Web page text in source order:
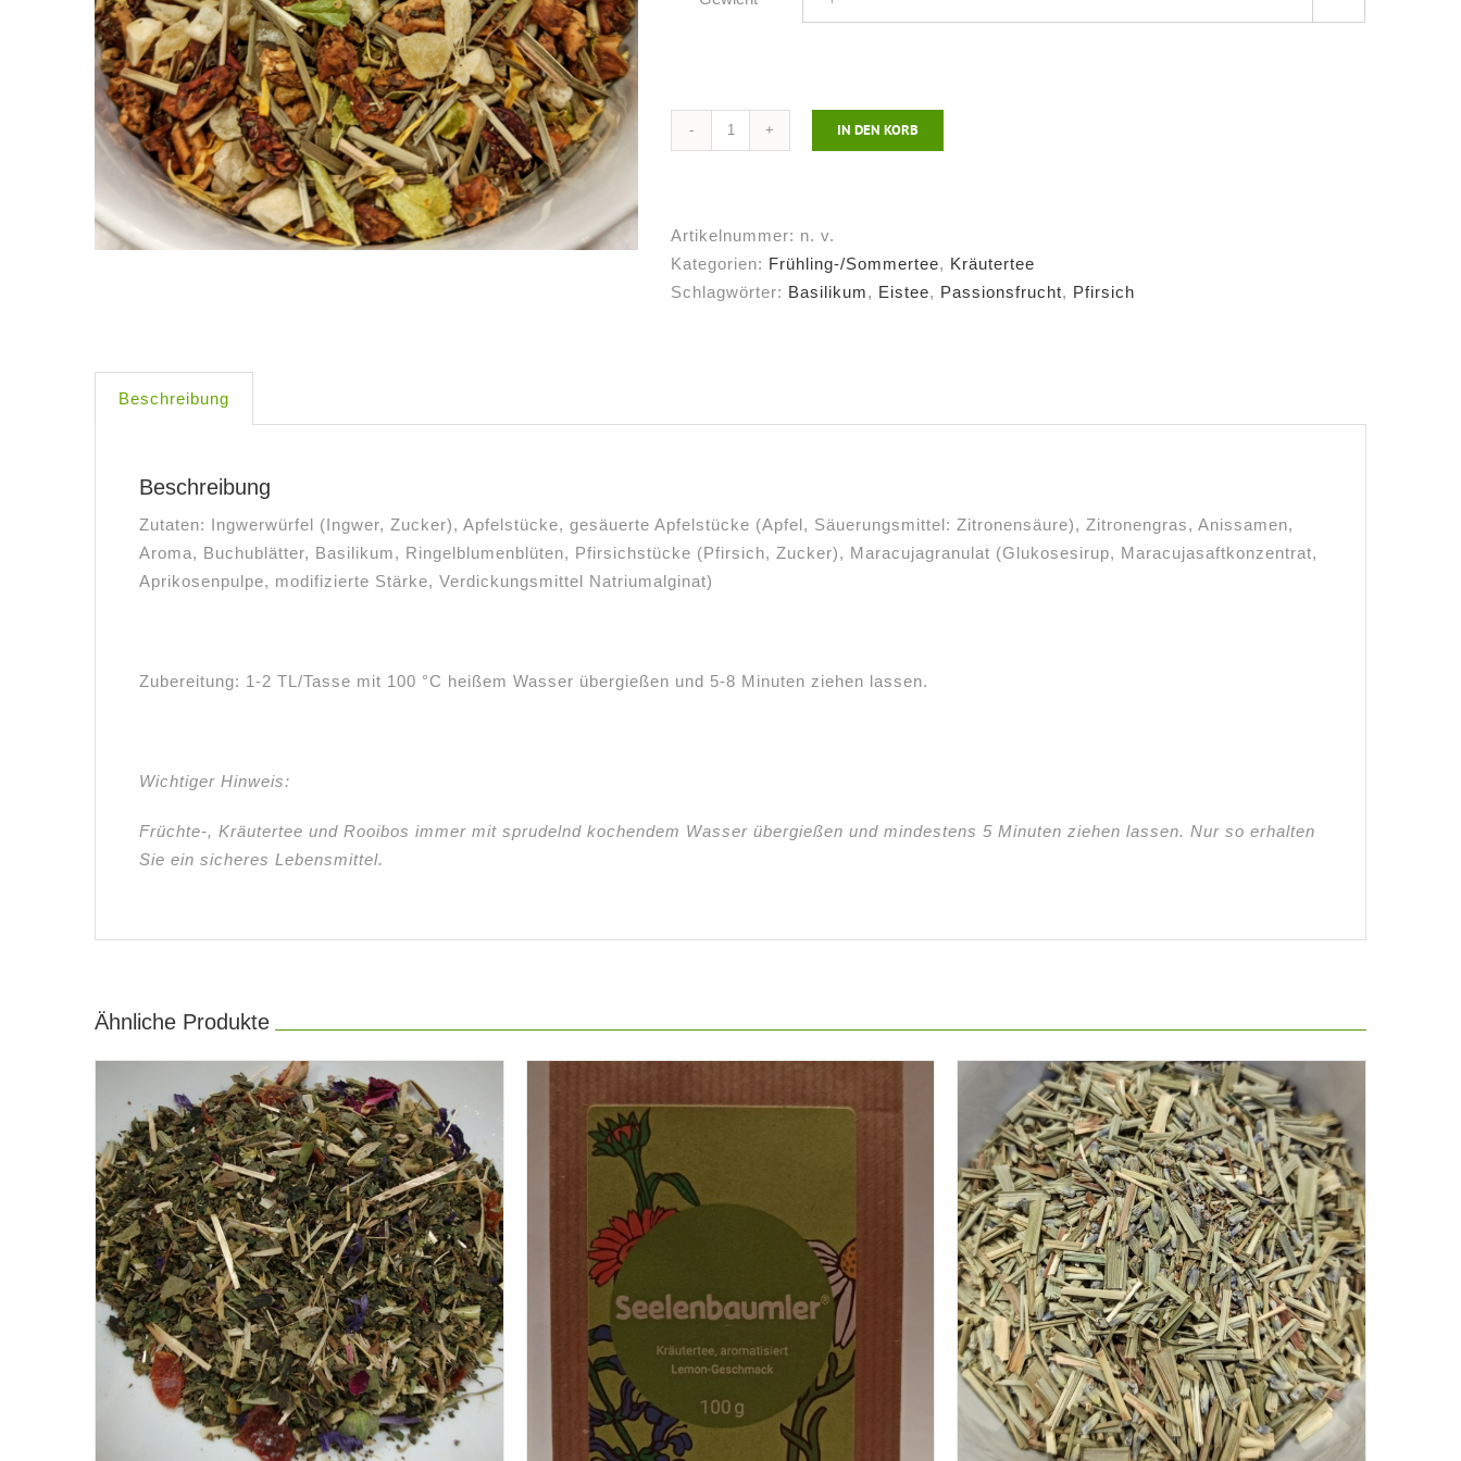
Menge
IN DEN KORB
Artikelnummer: n. v.
Kategorien: Frühling-/Sommertee, Kräutertee
Schlagwörter: Basilikum, Eistee, Passionsfrucht, Pfirsich
Beschreibung
Beschreibung
Zutaten: Ingwerwürfel (Ingwer, Zucker), Apfelstücke, gesäuerte Apfelstücke (Apfel, Säuerungsmittel: Zitronensäure), Zitronengras, Anissamen,
Aroma, Buchublätter, Basilikum, Ringelblumenblüten, Pfirsichstücke (Pfirsich, Zucker), Maracujagranulat (Glukosesirup, Maracujasaftkonzentrat,
Aprikosenpulpe, modifizierte Stärke, Verdickungsmittel Natriumalginat)
Zubereitung: 1-2 TL/Tasse mit 100 °C heißem Wasser übergießen und 5-8 Minuten ziehen lassen.
Wichtiger Hinweis:
Früchte-, Kräutertee und Rooibos immer mit sprudelnd kochendem Wasser übergießen und mindestens 5 Minuten ziehen lassen. Nur so erhalten
Sie ein sicheres Lebensmittel.
Ähnliche Produkte